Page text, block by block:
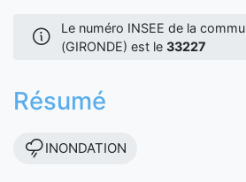
Le numéro INSEE de la
(GIRONDE) est le 33227
Résumé
INONDATION